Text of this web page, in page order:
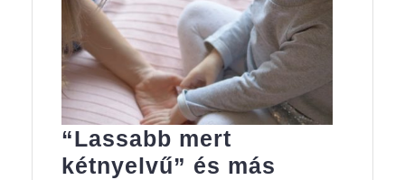
“Lassabb mert
kétnyelvű” és más